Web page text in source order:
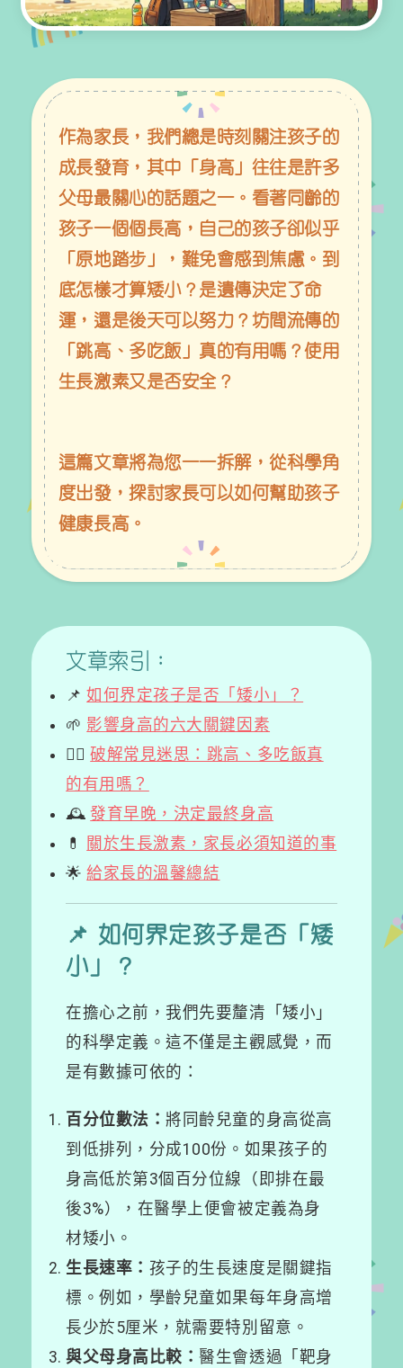
作為家長，我們總是時刻關注孩子的
成長發育，其中「身高」往往是許多
父母最關心的話題之一。看著同齡的
孩子一個個長高，自己的孩子卻似乎
「原地踏步」，難免會感到焦慮。到
底怎樣才算矮小？是遺傳決定了命
運，還是後天可以努力？坊間流傳的
「跳高、多吃飯」真的有用嗎？使用
生長激素又是否安全？
這篇文章將為您一一拆解，從科學角
度出發，探討家長可以如何幫助孩子
健康長高。
文章索引：
📌如何界定孩子是否「矮小」？
🌱 影響身高的六大關鍵因素
🤸‍♀️破解常見迷思：跳高、多吃飯真
的有用嗎？
🕰️發育早晚，決定最終身高
💊 關於生長激素，家長必須知道的事
🌟給家長的溫馨總結
📌 如何界定孩子是否「矮
小」？
在擔心之前，我們先要釐清「矮小」
的科學定義。這不僅是主觀感覺，而
是有數據可依的：
百分位數法：將同齡兒童的身高從高
到低排列，分成100份。如果孩子的
身高低於第3個百分位線（即排在最
後3%），在醫學上便會被定義為身
材矮小。
生長速率： 孩子的生長速度是關鍵指
標。例如，學齡兒童如果每年身高增
長少於5厘米，就需要特別留意。
與父母身高比較：醫生會透過「靶身